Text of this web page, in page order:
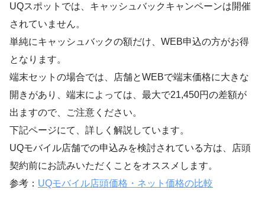
UQスポットでは、キャッシュバックキャンペーンは開催
されていません。
単純にキャッシュバックの額だけ、WEB申込の方がお得
となります。
端末セットの場合では、店舗とWEBで端末価格に大きな
開きがあり、端末によっては、最大で21,450円の差額が
出ますので、ご注意ください。
下記ページにて、詳しく解説しています。
UQモバイル店舗での申込みを検討されている方は、店頭
契約前にお読みいただくことをオススメします。
参考： UQモバイル店頭価格・ネット価格の比較